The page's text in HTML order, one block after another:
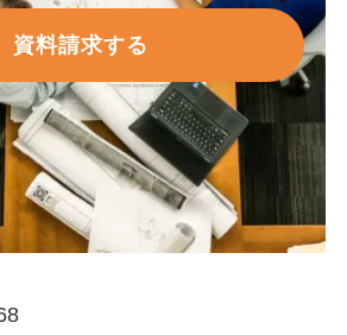
資料請求する